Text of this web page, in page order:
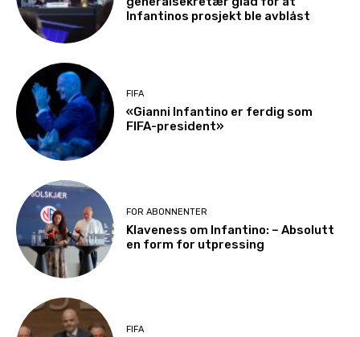
Infantinos prosjekt ble avblåst
FIFA
«Gianni Infantino er ferdig som
FIFA-president»
FOR ABONNENTER
Klaveness om Infantino: – Absolutt
en form for utpressing
FIFA